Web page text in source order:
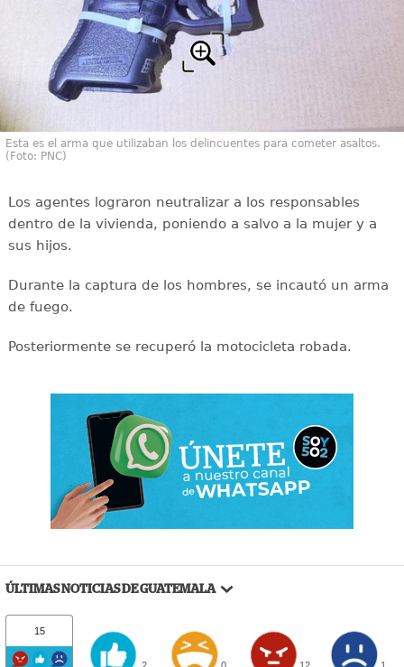
Esta es el arma que utilizaban los delincuentes para cometer asaltos.
(Foto: PNC)
Los agentes lograron neutralizar a los responsables
dentro de la vivienda, poniendo a salvo a la mujer y a
sus hijos.
Durante la captura de los hombres, se incautó un arma
de fuego.
Posteriormente se recuperó la motocicleta robada.
ÚLTIMAS NOTICIAS DE GUATEMALA
15